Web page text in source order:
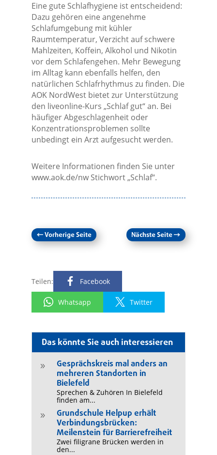
Das könnte Sie auch interessieren
9
Gesprächskreis mal anders an
mehreren Standorten in
Bielefeld
Sprechen & Zuhören In Bielefeld
finden am...
9
Grundschule Helpup erhält
Verbindungsbrücken:
Meilenstein für Barrierefreiheit
Zwei filigrane Brücken werden in
den...
Eine gute Schlafhygiene ist entscheidend:
Dazu gehören eine angenehme
Schlafumgebung mit kühler
Raumtemperatur, Verzicht auf schwere
Mahlzeiten, Koffein, Alkohol und Nikotin
vor dem Schlafengehen. Mehr Bewegung
im Alltag kann ebenfalls helfen, den
natürlichen Schlafrhythmus zu finden. Die
AOK NordWest bietet zur Unterstützung
den liveonline-Kurs „Schlaf gut“ an. Bei
häufiger Abgeschlagenheit oder
Konzentrationsproblemen sollte
unbedingt ein Arzt aufgesucht werden.
Weitere Informationen finden Sie unter
www.aok.de/nw Stichwort „Schlaf“.
←Vorherige Seite Nächste Seite→
Teilen: Facebook
Whatsapp Twitter